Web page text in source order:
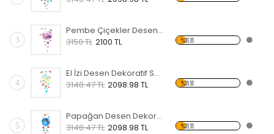
3
Pembe Çiçekler Desen Dekoratif Saat
3150 TL 2100 TL %11.11
4
El İzi Desen Dekoratif Saat
3148.47 TL 2098.98 TL %11.11
5
Papağan Desen Dekoratif Saat
3148.47 TL 2098.98 TL %11.11